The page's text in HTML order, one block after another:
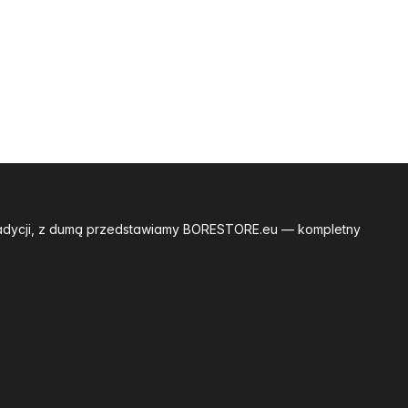
z dumą przedstawiamy BORESTORE.eu — kompletny